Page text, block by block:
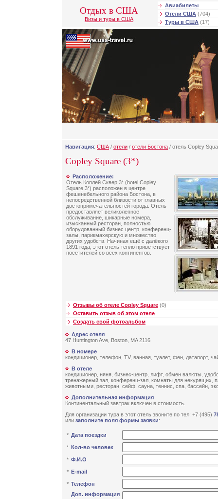
Отдых в США
Визы и туры в США
Авиабилеты
Отели США (704)
Туры в США (17)
Навигация: США / отели / отели Бостона / отель Copley
Copley Square (3*)
Расположение:
Отель Коплей Сквер 3* (hotel Copley
Square 3*) расположен в центре
фешенебельного района Бостона, в
непосредственной близости от главных
достопримечательностей города. Отель
предоставляет великолепное
обслуживание, шикарные номера,
изысканный ресторан, полностью
оборудованный бизнес центр, конференц-
залы, парикмахерскую и множество
других удобств. Начиная ещё с далёкого
1891 года, этот отель тепло приветствует
посетителей со всех континентов.
Отзывы об отеле Copley Square (0)
Оставить отзыв об этом отеле
Создать свой фотоальбом
Адрес отеля
47 Huntington Ave, Boston, MA 2116
В номере
кондиционер, телефон, TV, ванная, туалет, фен, датапорт,
В отеле
кондиционер, няня, бизнес-центр, лифт, обмен валюты,
тренажерный зал, конференц-зал, комнаты для некурящих,
животными, ресторан, сейф, сауна, теннис, спа, бассейн,
Дополнительная информация
Континентальный завтрак включен в стоимость.
Для организации тура в этот отель звоните по тел: +7 (495)
или заполните поля формы заявки:
* Дата поездки
* Кол-во человек
* Ф.И.О
* E-mail
* Телефон
Доп. информация